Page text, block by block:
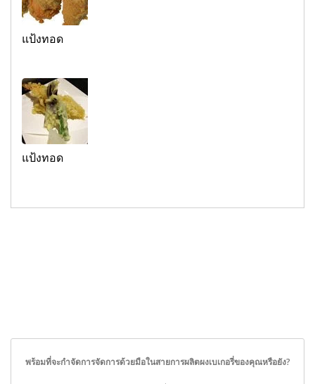
แป้งทอด
แป้งทอด
พร้อมที่จะกำจัดการจัดการด้วยมือในสายการผลิตผงเบเกอรี่ของคุณหรือยัง?